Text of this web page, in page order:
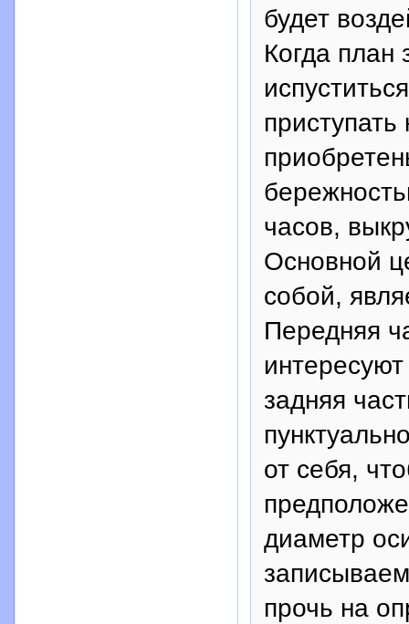
будет
Когда план
часов,
Основной
собой,
Передняя
задняя
от себя,
диаметр
прочь на